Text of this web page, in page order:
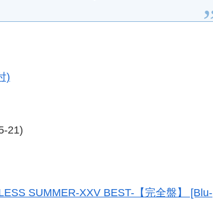
)
21)
SUMMER-XXV BEST-【完全盤】 [Blu-